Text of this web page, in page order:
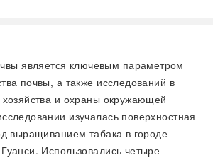
является ключевым параметром
почвы, а также исследований в
хозяйства и охраны окружающей
изучалась поверхностная
выращиванием табака в городе
Использовались четыре